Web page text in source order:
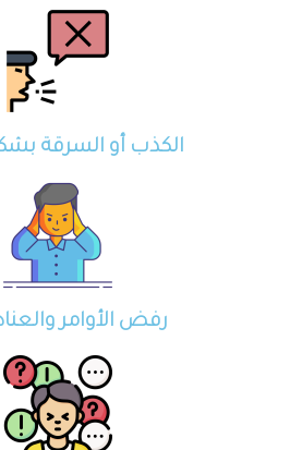
الكذب أو السرقة
رفض الأوامر والعناد